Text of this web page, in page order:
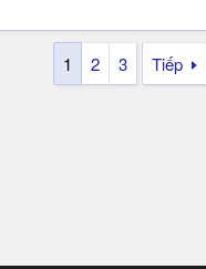
1 2 3 Tiếp